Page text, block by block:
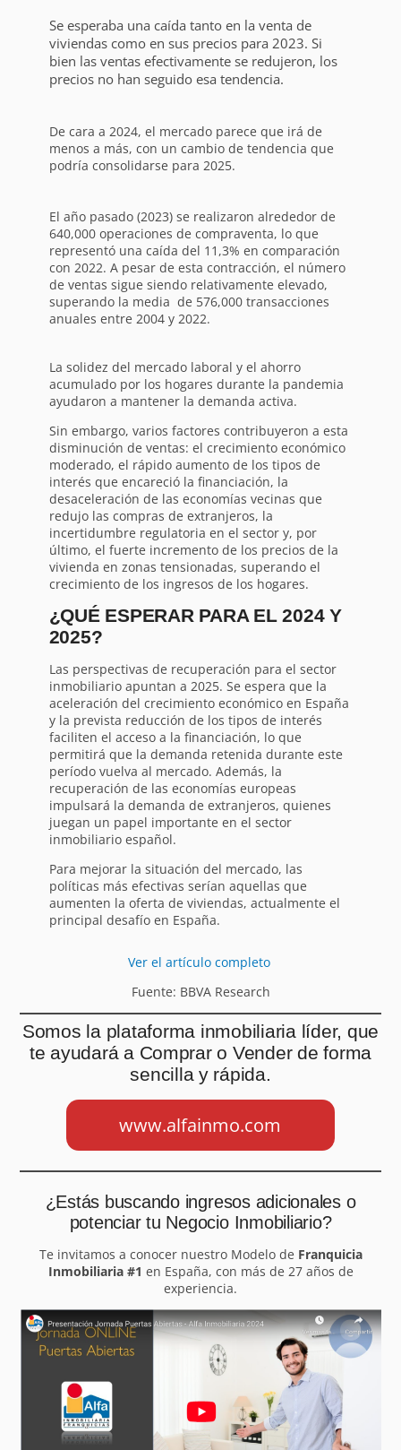
Se esperaba una caída tanto en la venta de
viviendas como en sus precios para 2023. Si
bien las ventas efectivamente se redujeron, los
precios no han seguido esa tendencia.
De cara a 2024, el mercado parece que irá de
menos a más, con un cambio de tendencia que
podría consolidarse para 2025.
El año pasado (2023) se realizaron alrededor de
640,000 operaciones de compraventa, lo que
representó una caída del 11,3% en comparación
con 2022. A pesar de esta contracción, el número
de ventas sigue siendo relativamente elevado,
superando la media de 576,000 transacciones
anuales entre 2004 y 2022.
La solidez del mercado laboral y el ahorro
acumulado por los hogares durante la pandemia
ayudaron a mantener la demanda activa.
Sin embargo, varios factores contribuyeron a esta
disminución de ventas: el crecimiento económico
moderado, el rápido aumento de los tipos de
interés que encareció la financiación, la
desaceleración de las economías vecinas que
redujo las compras de extranjeros, la
incertidumbre regulatoria en el sector y, por
último, el fuerte incremento de los precios de la
vivienda en zonas tensionadas, superando el
crecimiento de los ingresos de los hogares.
¿QUÉ ESPERAR PARA EL 2024 Y
2025?
Las perspectivas de recuperación para el sector
inmobiliario apuntan a 2025. Se espera que la
aceleración del crecimiento económico en España
y la prevista reducción de los tipos de interés
faciliten el acceso a la financiación, lo que
permitirá que la demanda retenida durante este
período vuelva al mercado. Además, la
recuperación de las economías europeas
impulsará la demanda de extranjeros, quienes
juegan un papel importante en el sector
inmobiliario español.
Para mejorar la situación del mercado, las
políticas más efectivas serían aquellas que
aumenten la oferta de viviendas, actualmente el
principal desafío en España.
Ver el artículo completo
Fuente: BBVA Research
Somos la plataforma inmobiliaria líder, que
te ayudará a Comprar o Vender de forma
sencilla y rápida.
www.alfainmo.com
¿Estás buscando ingresos adicionales o
potenciar tu Negocio Inmobiliario?
Te invitamos a conocer nuestro Modelo de Franquicia
Inmobiliaria #1 en España, con más de 27 años de
experiencia.